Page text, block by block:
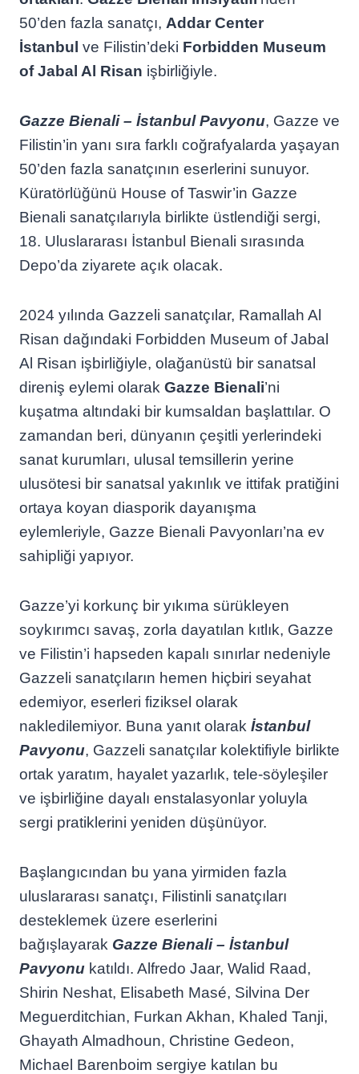
50’den fazla sanatçı, Addar Center
İstanbul ve Filistin’deki Forbidden Museum
of Jabal Al Risan işbirliğiyle.
Gazze Bienali – İstanbul Pavyonu, Gazze ve
Filistin’in yanı sıra farklı coğrafyalarda yaşayan
50’den fazla sanatçının eserlerini sunuyor.
Küratörlüğünü House of Taswir’in Gazze
Bienali sanatçılarıyla birlikte üstlendiği sergi,
18. Uluslararası İstanbul Bienali sırasında
Depo’da ziyarete açık olacak.
2024 yılında Gazzeli sanatçılar, Ramallah Al
Risan dağındaki Forbidden Museum of Jabal
Al Risan işbirliğiyle, olağanüstü bir sanatsal
direniş eylemi olarak Gazze Bienali’ni
kuşatma altındaki bir kumsaldan başlattılar. O
zamandan beri, dünyanın çeşitli yerlerindeki
sanat kurumları, ulusal temsillerin yerine
ulusötesi bir sanatsal yakınlık ve ittifak pratiğini
ortaya koyan diasporik dayanışma
eylemleriyle, Gazze Bienali Pavyonları’na ev
sahipliği yapıyor.
Gazze’yi korkunç bir yıkıma sürükleyen
soykırımcı savaş, zorla dayatılan kıtlık, Gazze
ve Filistin’i hapseden kapalı sınırlar nedeniyle
Gazzeli sanatçıların hemen hiçbiri seyahat
edemiyor, eserleri fiziksel olarak
nakledilemiyor. Buna yanıt olarak İstanbul
Pavyonu, Gazzeli sanatçılar kolektifiyle birlikte
ortak yaratım, hayalet yazarlık, tele-söyleşiler
ve işbirliğine dayalı enstalasyonlar yoluyla
sergi pratiklerini yeniden düşünüyor.
Başlangıcından bu yana yirmiden fazla
uluslararası sanatçı, Filistinli sanatçıları
desteklemek üzere eserlerini
bağışlayarak Gazze Bienali – İstanbul
Pavyonu katıldı. Alfredo Jaar, Walid Raad,
Shirin Neshat, Elisabeth Masé, Silvina Der
Meguerditchian, Furkan Akhan, Khaled Tanji,
Ghayath Almadhoun, Christine Gedeon,
Michael Barenboim sergiye katılan bu